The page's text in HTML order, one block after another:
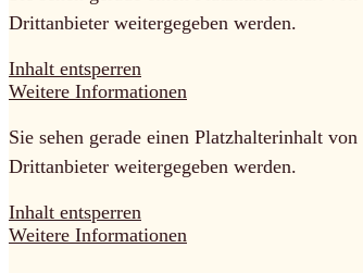
Drittanbieter weitergegeben werden.
Inhalt entsperren
Weitere Informationen
Sie sehen gerade einen Platzhalterinhalt von
Drittanbieter weitergegeben werden.
Inhalt entsperren
Weitere Informationen